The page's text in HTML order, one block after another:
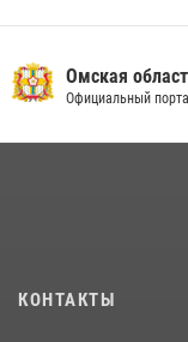
Росгвардия
музея «Поезд Победы»
пилотирования БПЛА в
Омская
Официальный
КОНТАКТЫ